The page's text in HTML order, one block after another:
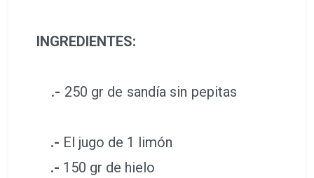
INGREDIENTES:
.- 250 gr de sandía sin pepitas
.- El jugo de 1 limón
.- 150 gr de hielo